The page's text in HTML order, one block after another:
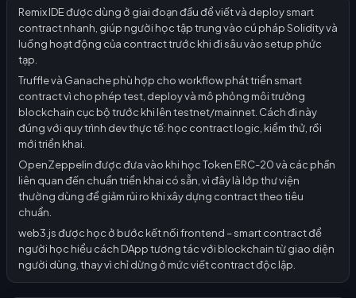
Remix IDE được dùng ở giai đoạn đầu để viết và deploy smart
contract nhanh, giúp người học tập trung vào cú pháp Solidity và
luồng hoạt động của contract trước khi đi sâu vào setup phức
tạp.
Truffle và Ganache phù hợp cho workflow phát triển smart
contract vì cho phép test, deploy và mô phỏng môi trường
blockchain cục bộ trước khi lên testnet/mainnet. Cách đi này
đúng với quy trình dev thực tế: học contract logic, kiểm thử, rồi
mới triển khai.
OpenZeppelin được đưa vào khi học Token ERC-20 và các phần
liên quan đến chuẩn triển khai có sẵn, vì đây là lớp thư viện
thường dùng để giảm rủi ro khi xây dựng contract theo tiêu
chuẩn.
web3.js được học ở bước kết nối frontend – smart contract để
người học hiểu cách DApp tương tác với blockchain từ giao diện
người dùng, thay vì chỉ dừng ở mức viết contract độc lập.